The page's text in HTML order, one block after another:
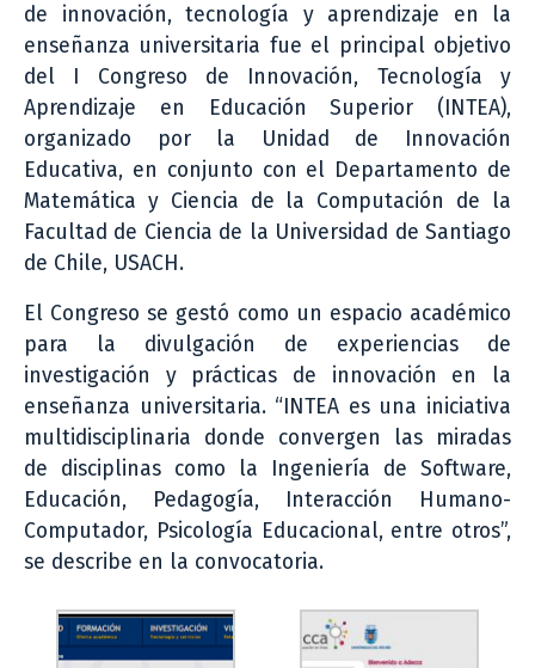
de innovación, tecnología y aprendizaje en la
enseñanza universitaria fue el principal objetivo
del I Congreso de Innovación, Tecnología y
Aprendizaje en Educación Superior (INTEA),
organizado por la Unidad de Innovación
Educativa, en conjunto con el Departamento de
Matemática y Ciencia de la Computación de la
Facultad de Ciencia de la Universidad de Santiago
de Chile, USACH.
El Congreso se gestó como un espacio académico
para la divulgación de experiencias de
investigación y prácticas de innovación en la
enseñanza universitaria. “INTEA es una iniciativa
multidisciplinaria donde convergen las miradas
de disciplinas como la Ingeniería de Software,
Educación, Pedagogía, Interacción Humano-
Computador, Psicología Educacional, entre otros”,
se describe en la convocatoria.